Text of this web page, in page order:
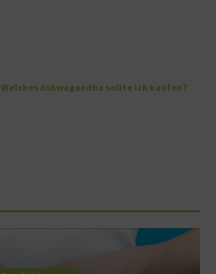
Welches Ashwagandha sollte ich kaufen?